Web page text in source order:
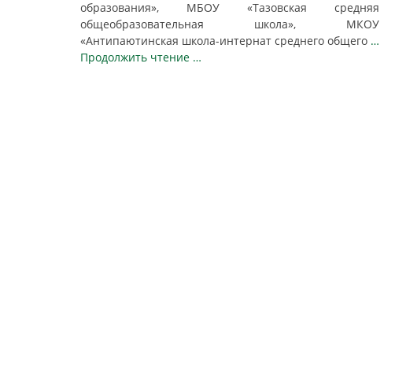
образования», МБОУ «Тазовская средняя
общеобразовательная школа», МКОУ
«Антипаютинская школа-интернат среднего общего …
Продолжить чтение …